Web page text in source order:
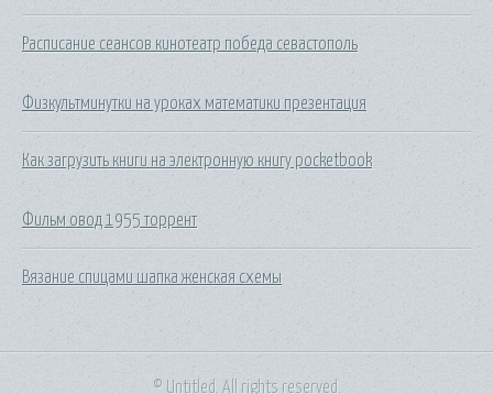
Расписание сеансов кинотеатр победа севастополь
Физкультминутки на уроках математики презентация
Как загрузить книги на электронную книгу pocketbook
Фильм овод 1955 торрент
Вязание спицами шапка женская схемы
© Untitled. All rights reserved.